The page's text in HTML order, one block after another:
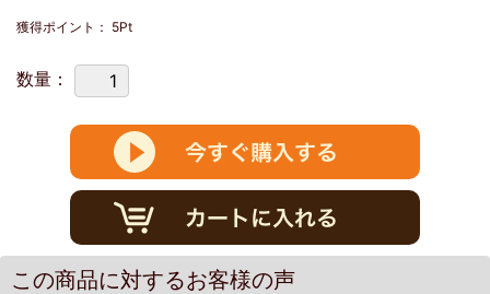
獲得ポイント： 5Pt
数量：
この商品に対するお客様の声